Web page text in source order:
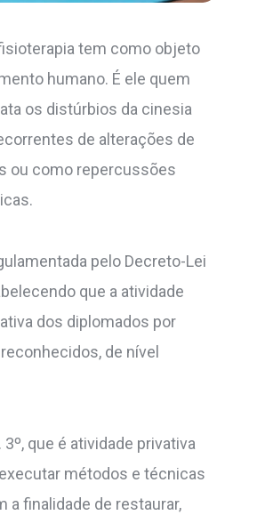
tem como objeto
humano. É ele quem
os distúrbios da cinesia
de alterações de
ou como repercussões
pelo Decreto-Lei
que a atividade
dos diplomados por
de nível
que é atividade privativa
métodos e técnicas
a finalidade de restaurar,